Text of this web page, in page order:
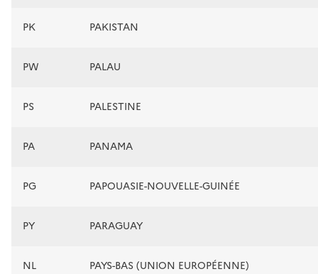
PK PAKISTAN
PW PALAU
PS PALESTINE
PA PANAMA
PG PAPOUASIE-NOUVELLE-GUINÉE
PY PARAGUAY
NL PAYS-BAS (UNION EUROPÉENNE)